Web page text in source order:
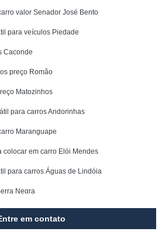
valor Senador José Bento
para veículos Piedade
Caconde
preço Romão
Matozinhos
para carros Andorinhas
Maranguape
colocar em carro Elói Mendes
para carros Águas de Lindóia
Negra
para veículos Piedade
em contato